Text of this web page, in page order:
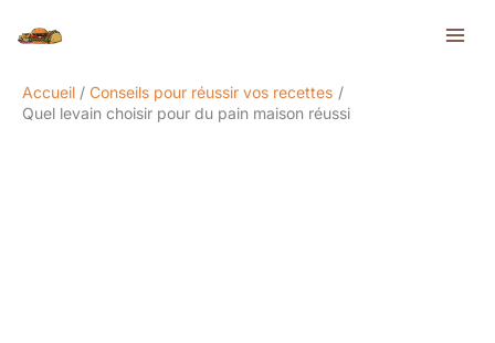
Accueil
Conseils pour réussir vos recettes
Quel levain choisir pour du pain maison réussi